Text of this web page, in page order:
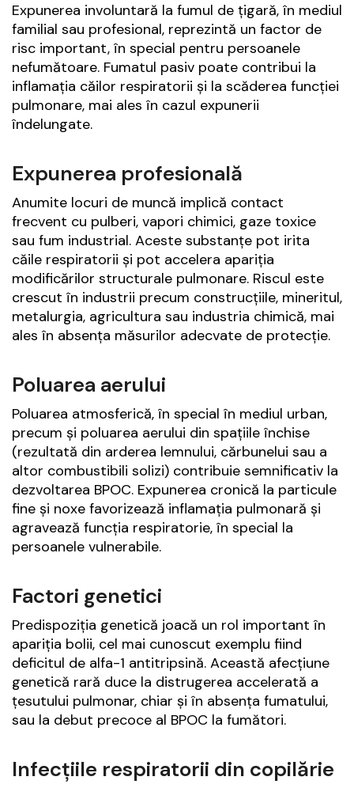
Expunerea involuntară la fumul de țigară, în mediul
familial sau profesional, reprezintă un factor de
risc important, în special pentru persoanele
nefumătoare. Fumatul pasiv poate contribui la
inflamația căilor respiratorii și la scăderea funcției
pulmonare, mai ales în cazul expunerii
îndelungate.
Expunerea profesională
Anumite locuri de muncă implică contact
frecvent cu pulberi, vapori chimici, gaze toxice
sau fum industrial. Aceste substanțe pot irita
căile respiratorii și pot accelera apariția
modificărilor structurale pulmonare. Riscul este
crescut în industrii precum construcțiile, mineritul,
metalurgia, agricultura sau industria chimică, mai
ales în absența măsurilor adecvate de protecție.
Poluarea aerului
Poluarea atmosferică, în special în mediul urban,
precum și poluarea aerului din spațiile închise
(rezultată din arderea lemnului, cărbunelui sau a
altor combustibili solizi) contribuie semnificativ la
dezvoltarea BPOC. Expunerea cronică la particule
fine și noxe favorizează inflamația pulmonară și
agravează funcția respiratorie, în special la
persoanele vulnerabile.
Factori genetici
Predispoziția genetică joacă un rol important în
apariția bolii, cel mai cunoscut exemplu fiind
deficitul de alfa-1 antitripsină. Această afecțiune
genetică rară duce la distrugerea accelerată a
țesutului pulmonar, chiar și în absența fumatului,
sau la debut precoce al BPOC la fumători.
Infecțiile respiratorii din copilărie